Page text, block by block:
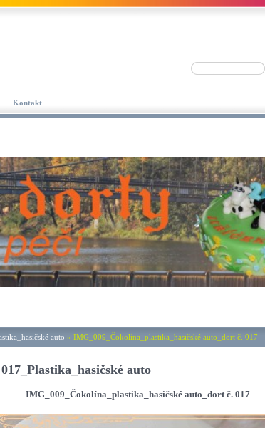
Kontakt
auto » IMG_009_Čokolína_plastika_hasičské auto_dort č. 017
auto
IMG_009_Čokolína_plastika_hasičské auto_dort č. 017